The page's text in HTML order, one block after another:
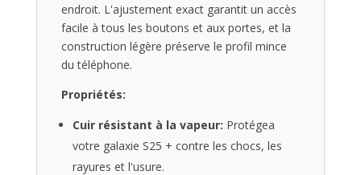
absorption
marron
endroit. L'ajustement exact garantit un accès
facile à tous les boutons et aux portes, et la
construction légère préserve le profil mince
du téléphone.
Propriétés:
Cuir résistant à la vapeur: Protégea
votre galaxie S25 + contre les chocs, les
rayures et l'usure.